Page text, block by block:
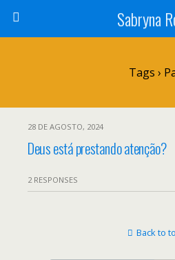
Sabryna
Tags ›
28 DE AGOSTO, 2024
Deus está prestando atenção?
2 RESPONSES
Back to